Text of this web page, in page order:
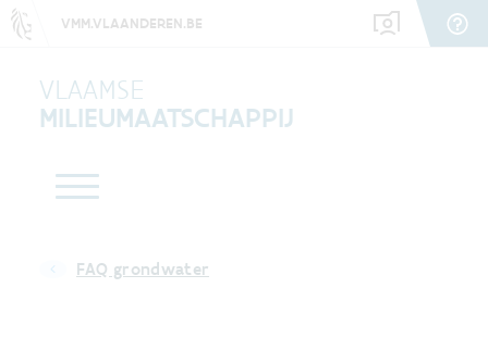
VMM.VLAANDEREN.BE
VLAAMSE
MILIEUMAATSCHAPPIJ
FAQ grondwater